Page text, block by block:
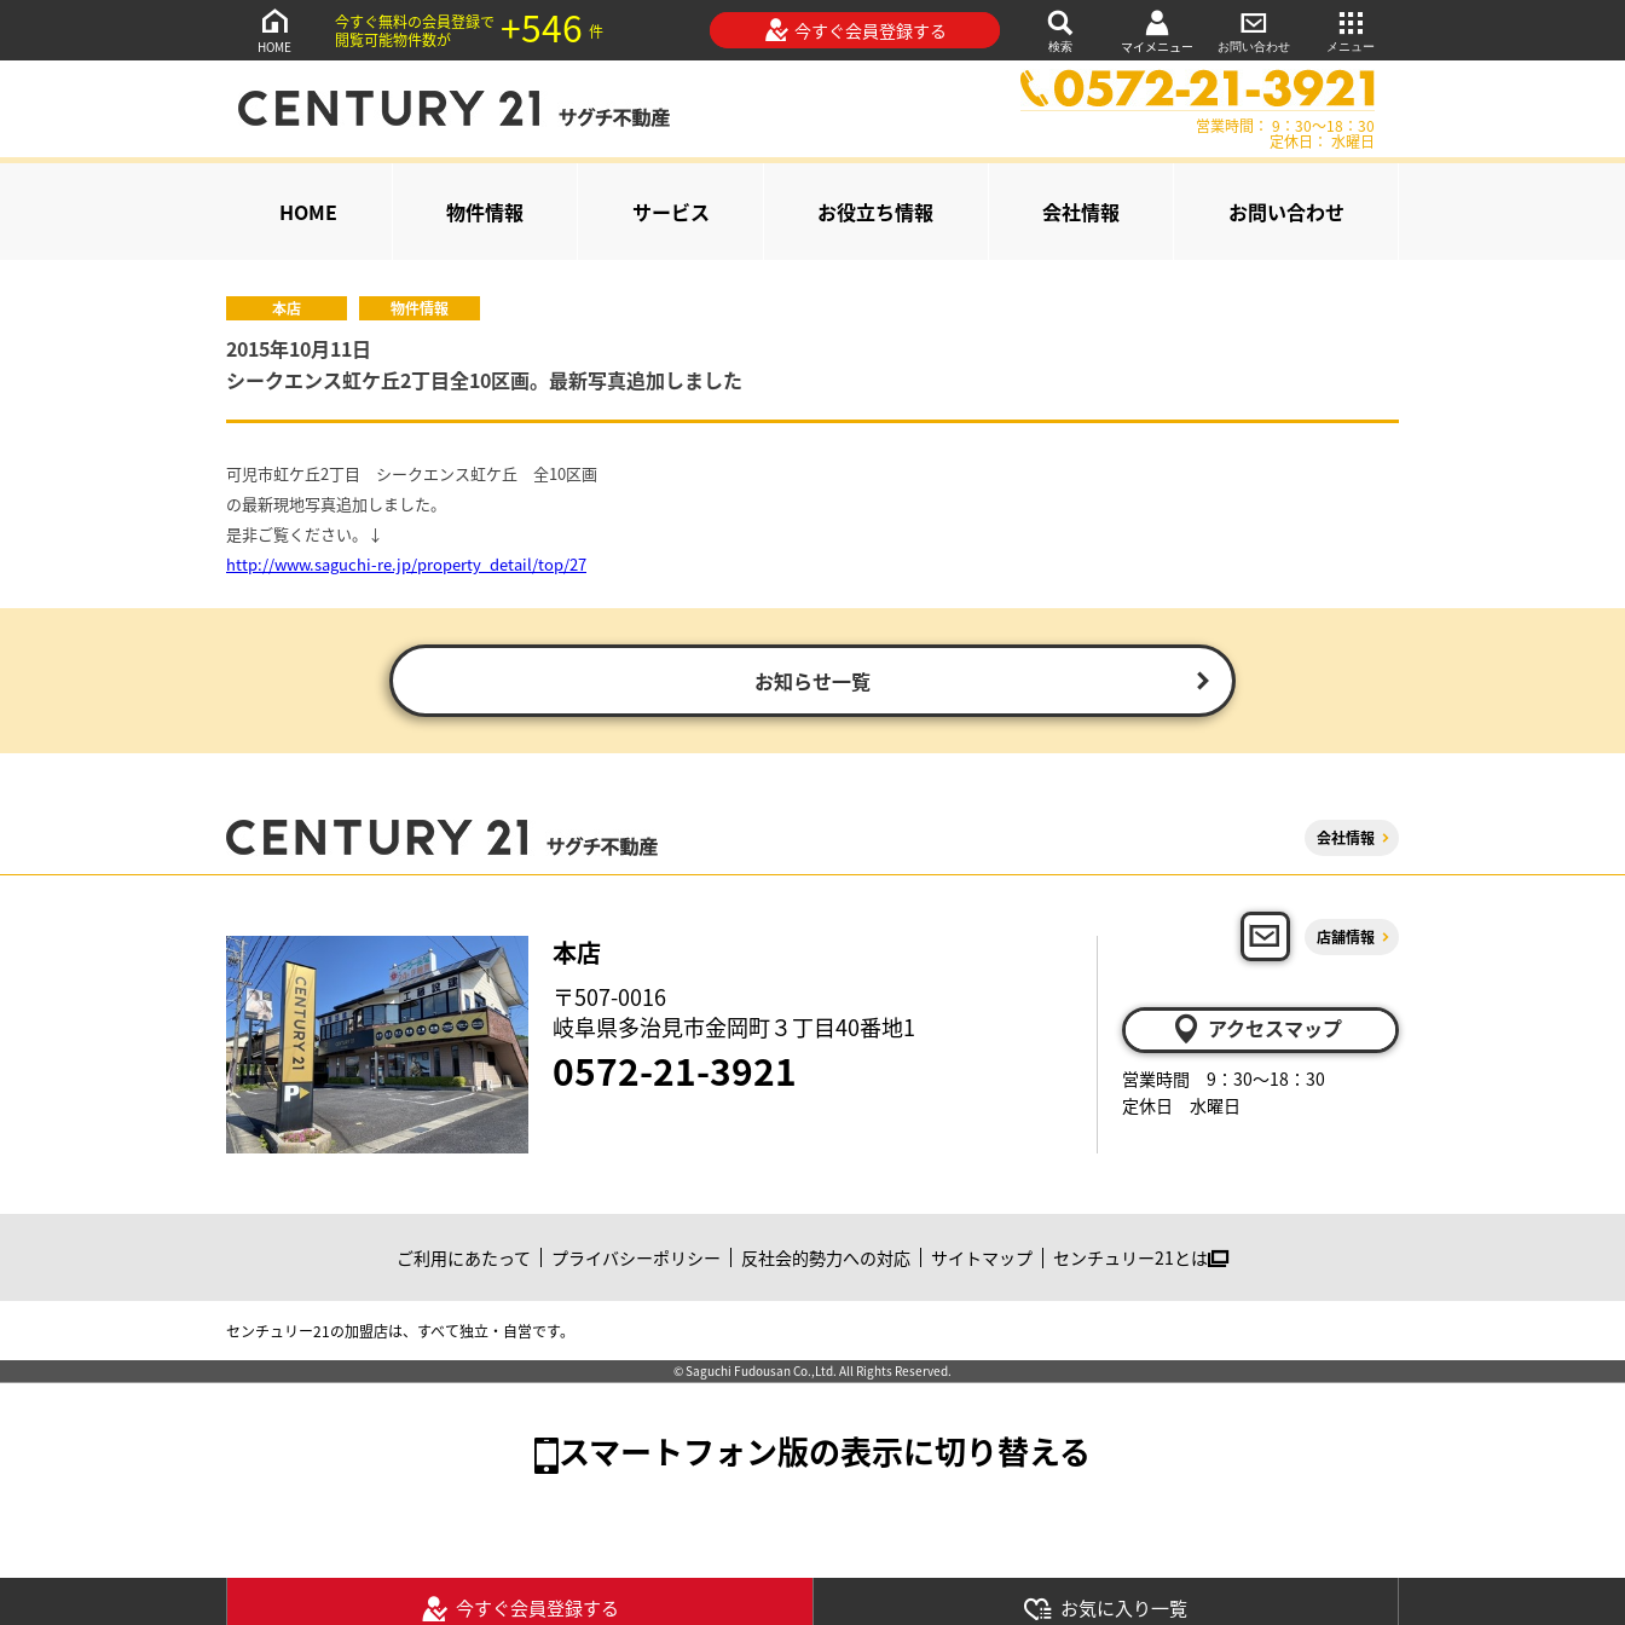
HOME
今すぐ無料の会員登録で
閲覧可能物件数が
+546 件 今すぐ会員登録する
検索 マイメニュー お問い合わせ メニュー
営業時間： 9：30～18：30
定休日： 水曜日
HOME 物件情報 サービス お役立ち情報 会社情報 お問い合わせ
本店 物件情報
2015年10月11日
シークエンス虹ケ丘2丁目全10区画。最新写真追加しました
可児市虹ケ丘2丁目 シークエンス虹ケ丘 全10区画
の最新現地写真追加しました。
是非ご覧ください。↓
http://www.saguchi-re.jp/property_detail/top/27
お知らせ一覧
会社情報
本店
〒507-0016
岐阜県多治見市金岡町３丁目40番地1
0572-21-3921
店舗情報
アクセスマップ
営業時間 9：30～18：30
定休日 水曜日
ご利用にあたって プライバシーポリシー 反社会的勢力への対応 サイトマップ センチュリー21とは
センチュリー21の加盟店は、すべて独立・自営です。
© Saguchi Fudousan Co.,Ltd. All Rights Reserved.
スマートフォン版の表示に切り替える
今すぐ会員登録する お気に入り一覧